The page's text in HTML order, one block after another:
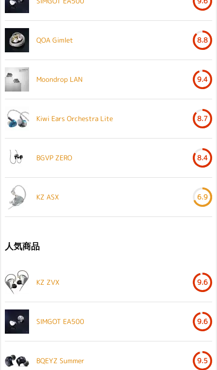
QOA Gimlet 8.8
Moondrop LAN 9.4
Kiwi Ears Orchestra Lite 8.7
BGVP ZERO 8.4
KZ ASX 6.9
人気商品
KZ ZVX 9.6
SIMGOT EA500 9.6
BQEYZ Summer 9.5